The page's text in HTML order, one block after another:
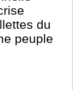
du
peuple